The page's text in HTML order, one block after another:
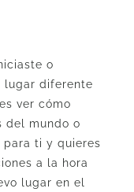
o
lugar diferente
ver cómo
del mundo o
ti y quieres
a la hora
lugar en el